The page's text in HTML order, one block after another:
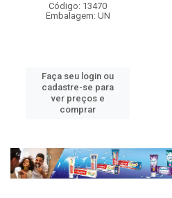
Código: 13470
Embalagem: UN
Faça seu login ou
cadastre-se para
ver preços e
comprar